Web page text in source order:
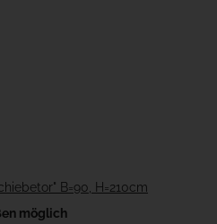
B=90, H=210cm
möglich